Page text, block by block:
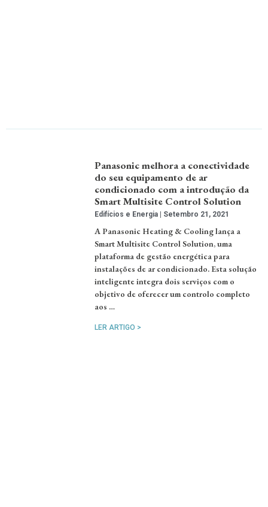
Panasonic melhora a conectividade
do seu equipamento de ar
condicionado com a introdução da
Smart Multisite Control Solution
Edifícios e Energia Setembro 21, 2021
A Panasonic Heating & Cooling lança a
Smart Multisite Control Solution, uma
plataforma de gestão energética para
instalações de ar condicionado. Esta solução
inteligente integra dois serviços com o
objetivo de oferecer um controlo completo
aos …
LER ARTIGO >